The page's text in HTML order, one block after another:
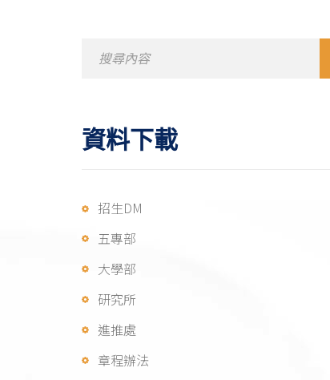
資料下載
招生DM
五專部
大學部
研究所
進推處
章程辦法